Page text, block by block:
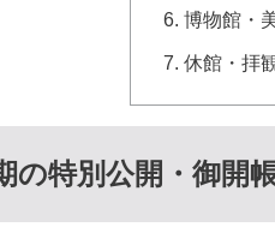
博物館・
休館・拝
の特別公開・御開